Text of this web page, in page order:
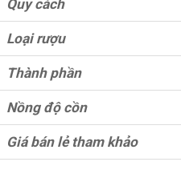
Quy cách
Loại rượu
Thành phần
Nồng độ cồn
Giá bán lẻ tham khảo